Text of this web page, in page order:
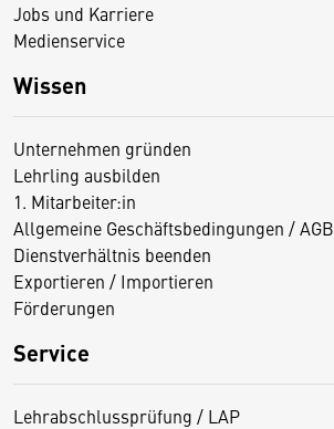
Jobs und Karriere
Medienservice
Wissen
Unternehmen gründen
Lehrling ausbilden
1. Mitarbeiter:in
Allgemeine Geschäftsbedingungen / AGB
Dienstverhältnis beenden
Exportieren / Importieren
Förderungen
Service
Lehrabschlussprüfung / LAP